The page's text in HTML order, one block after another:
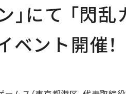
」にて 「閃
ベント開催！